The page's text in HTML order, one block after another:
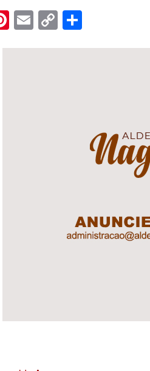
Pinterest
Email
Copy
Link